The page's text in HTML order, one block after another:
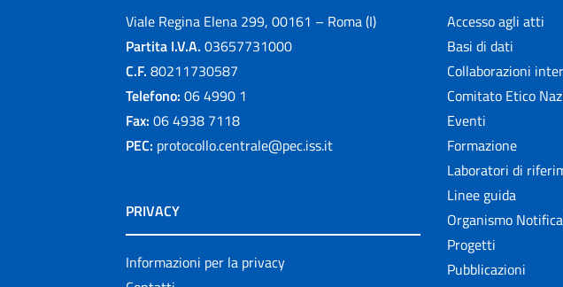
Viale Regina Elena 299, 00161 – Roma (I)
Partita I.V.A. 03657731000
C.F. 80211730587
Telefono: 06 4990 1
Fax: 06 4938 7118
PEC: protocollo.centrale@pec.iss.it
PRIVACY
Informazioni per la privacy
Accesso agli atti
Basi di dati
Collaborazioni
Comitato Etico
Eventi
Formazione
Laboratori di
Linee guida
Organismo
Progetti
Pubblicazioni